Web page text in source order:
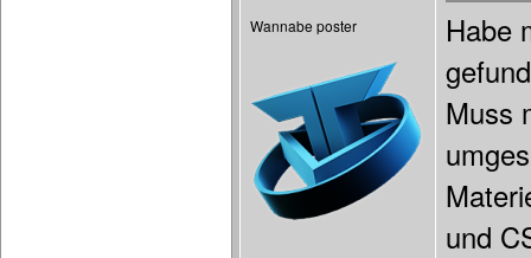
Wannabe poster
Habe
Muss
und